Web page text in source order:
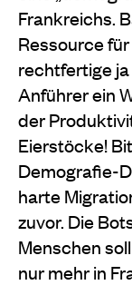
Frankreichs.
Ressource
rechtfertige
Anführer ein
der
Eierstöcke!
Demografie-
harte
zuvor. Die
Menschen
nur mehr in